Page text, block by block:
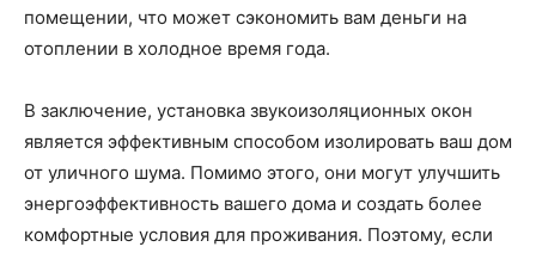
помещении, что может сэкономить вам деньги на
отоплении в холодное время года.
В заключение, установка звукоизоляционных окон
является эффективным способом изолировать ваш дом
от уличного шума. Помимо этого, они могут улучшить
энергоэффективность вашего дома и создать более
комфортные условия для проживания. Поэтому, если